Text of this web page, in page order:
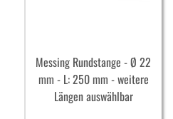
Messing Rundstange - Ø 22
mm - L: 250 mm - weitere
Längen auswählbar